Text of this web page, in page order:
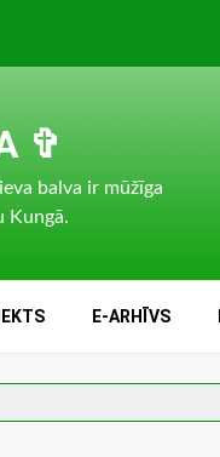
✞
balva ir mūžīga
Kungā.
E-ARHĪVS